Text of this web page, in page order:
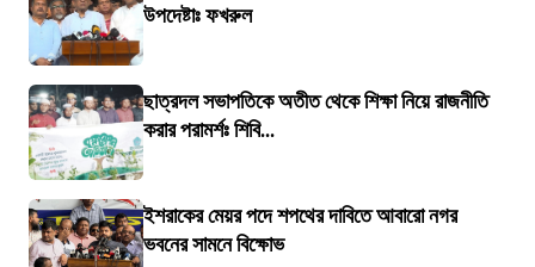
উপদেষ্টাঃ ফখরুল
ছাত্রদল সভাপতিকে অতীত থেকে শিক্ষা নিয়ে রাজনীতি
করার পরামর্শঃ শিবি...
ইশরাকের মেয়র পদে শপথের দাবিতে আবারো নগর
ভবনের সামনে বিক্ষোভ